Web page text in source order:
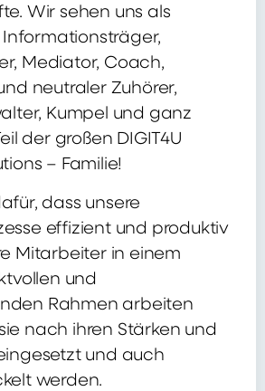
Wir sehen uns als
Informationsträger,
Mediator, Coach,
neutraler Zuhörer,
Kumpel und ganz
der großen DIGIT4U
– Familie!
dass unsere
effizient und produktiv
Mitarbeiter in einem
und
Rahmen arbeiten
nach ihren Stärken und
und auch
werden.